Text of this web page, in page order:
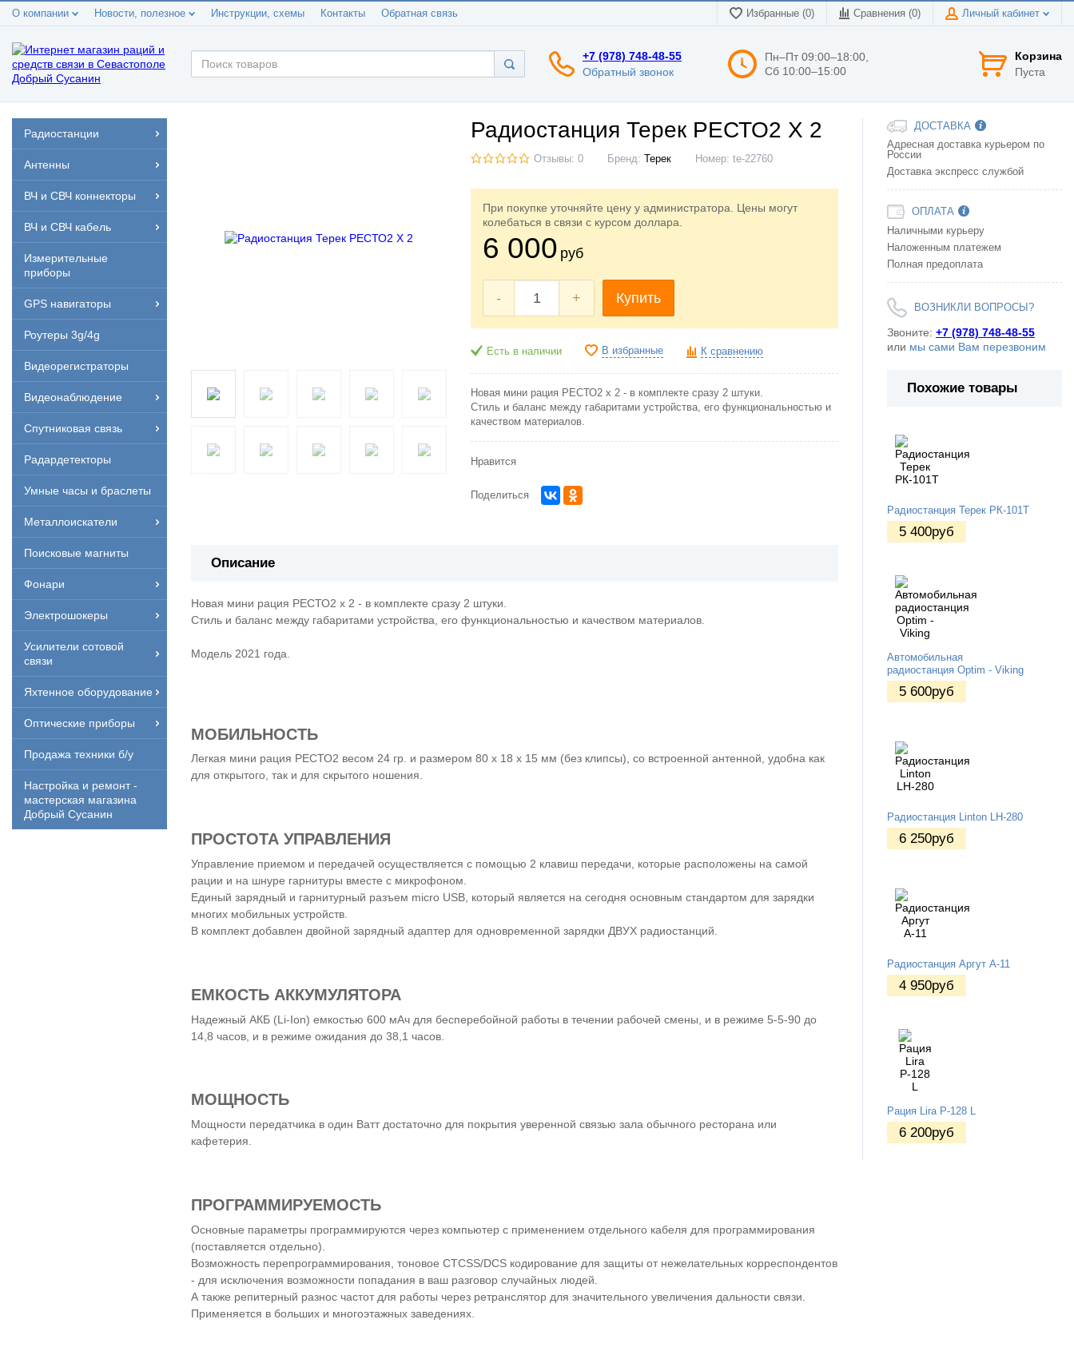
О компании Новости, полезное Инструкции, схемы Контакты Обратная связь Избранные (0) Сравнения (0) Личный кабинет
+7 (978) 748-48-55
Обратный звонок
Пн–Пт 09:00–18:00,
Сб 10:00–15:00
Корзина
Пуста
Радиостанции
Антенны
ВЧ и СВЧ коннекторы
ВЧ и СВЧ кабель
Измерительные
приборы
GPS навигаторы
Роутеры 3g/4g
Видеорегистраторы
Видеонаблюдение
Спутниковая связь
Радардетекторы
Умные часы и браслеты
Металлоискатели
Поисковые магниты
Фонари
Электрошокеры
Усилители сотовой
связи
Яхтенное оборудование
Оптические приборы
Продажа техники б/у
Настройка и ремонт -
мастерская магазина
Добрый Сусанин
Радиостанция Терек РЕСТО2 X 2
Отзывы: 0 Бренд: Терек Номер: te-22760
При покупке уточняйте цену у администратора. Цены могут
колебаться в связи с курсом доллара.
6 000 руб
- + Купить
Есть в наличии В избранные К сравнению
Новая мини рация РЕСТО2 x 2 - в комплекте сразу 2 штуки.
Стиль и баланс между габаритами устройства, его функциональностью и
качеством материалов.
Нравится
Поделиться
Описание
Новая мини рация РЕСТО2 x 2 - в комплекте сразу 2 штуки.
Стиль и баланс между габаритами устройства, его функциональностью и качеством материалов.
Модель 2021 года.
МОБИЛЬНОСТЬ
Легкая мини рация РЕСТО2 весом 24 гр. и размером 80 х 18 х 15 мм (без клипсы), со встроенной антенной, удобна как
для открытого, так и для скрытого ношения.
ПРОСТОТА УПРАВЛЕНИЯ
Управление приемом и передачей осуществляется с помощью 2 клавиш передачи, которые расположены на самой
рации и на шнуре гарнитуры вместе с микрофоном.
Единый зарядный и гарнитурный разъем micro USB, который является на сегодня основным стандартом для зарядки
многих мобильных устройств.
В комплект добавлен двойной зарядный адаптер для одновременной зарядки ДВУХ радиостанций.
ЕМКОСТЬ АККУМУЛЯТОРА
Надежный АКБ (Li-Ion) емкостью 600 мАч для бесперебойной работы в течении рабочей смены, и в режиме 5-5-90 до
14,8 часов, и в режиме ожидания до 38,1 часов.
МОЩНОСТЬ
Мощности передатчика в один Ватт достаточно для покрытия уверенной связью зала обычного ресторана или
кафетерия.
ПРОГРАММИРУЕМОСТЬ
Основные параметры программируются через компьютер с применением отдельного кабеля для программирования
(поставляется отдельно).
Возможность перепрограммирования, тоновое CTCSS/DCS кодирование для защиты от нежелательных корреспондентов
- для исключения возможности попадания в ваш разговор случайных людей.
А также репитерный разнос частот для работы через ретранслятор для значительного увеличения дальности связи.
Применяется в больших и многоэтажных заведениях.
ДОСТАВКА
Адресная доставка курьером по
России
Доставка экспресс службой
ОПЛАТА
Наличными курьеру
Наложенным платежем
Полная предоплата
ВОЗНИКЛИ ВОПРОСЫ?
Звоните: +7 (978) 748-48-55
или мы сами Вам перезвоним
Похожие товары
Радиостанция Терек РК-101Т
5 400руб
Автомобильная
радиостанция Optim - Viking
5 600руб
Радиостанция Linton LH-280
6 250руб
Радиостанция Аргут А-11
4 950руб
Рация Lira P-128 L
6 200руб